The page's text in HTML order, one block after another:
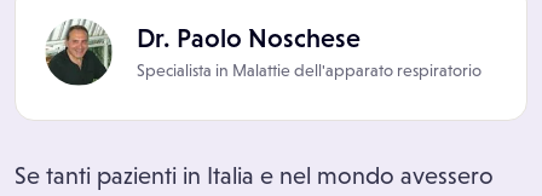
Dr. Paolo Noschese
Specialista in Malattie dell'apparato respiratorio
Se tanti pazienti in Italia e nel mondo avessero